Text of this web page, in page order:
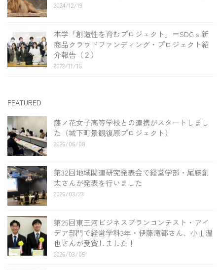
2024/12/19
本学「創造性を育むプロジェクト」＝SDGｓ新
商品クラウドファンディング・プロジェクト紹
介報告（２）
2022/11/15
FEATURED
藤ノ花女子高等学校との連携がスタートしまし
た（城下町景観復原プロジェクト）
2026/06/08
第32回地域関連研究発表会で経営学部・尾藤創
太さんが発表を行いました
2026/03/23
第25回東三河ビジネスプランコンテスト・アイ
デア部門で経営学科3年・伊藤滝都さん、小山温
也さんが受賞しました！
2026/03/05